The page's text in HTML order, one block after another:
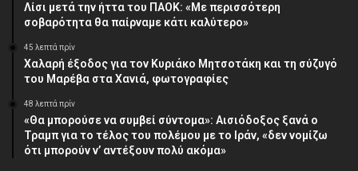
Λίσι μετά την ήττα του ΠΑΟΚ: «Με περισσότερη
σοβαρότητα θα παίρναμε κάτι καλύτερο»
45 λεπτά πρίν
Χαλαρή έξοδος για τον Κυριάκο Μητσοτάκη και τη σύζυγό
του Μαρέβα στα Χανιά, φωτογραφίες
48 λεπτά πρίν
«Θα μπορούσε να συμβεί σύντομα»: Αισιόδοξος ξανά ο
Τραμπ για το τέλος του πολέμου με το Ιράν, «δεν νομίζω
ότι μπορούν ν’ αντέξουν πολύ ακόμα»